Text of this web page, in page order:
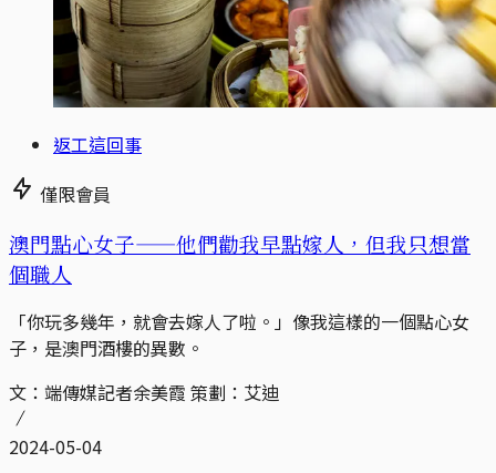
返工這回事
僅限會員
澳門點心女子——他們勸我早點嫁人，但我只想當
個職人
「你玩多幾年，就會去嫁人了啦。」像我這樣的一個點心女
子，是澳門酒樓的異數。
文：端傳媒記者余美霞 策劃：艾迪
2024-05-04